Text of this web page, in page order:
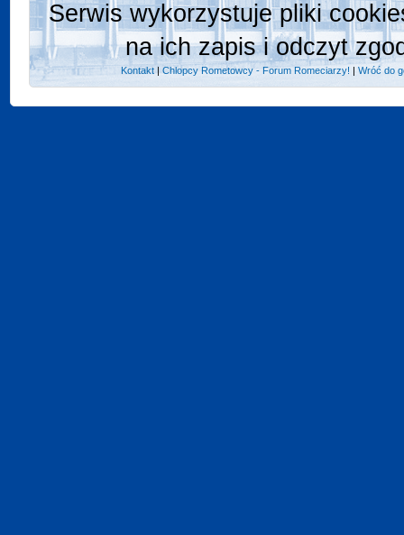
Serwis wykorzystuje pliki
na ich zapis i odczyt
Kontakt |Chlopcy Rometowcy - Forum Romeciarzy! |Wróć do